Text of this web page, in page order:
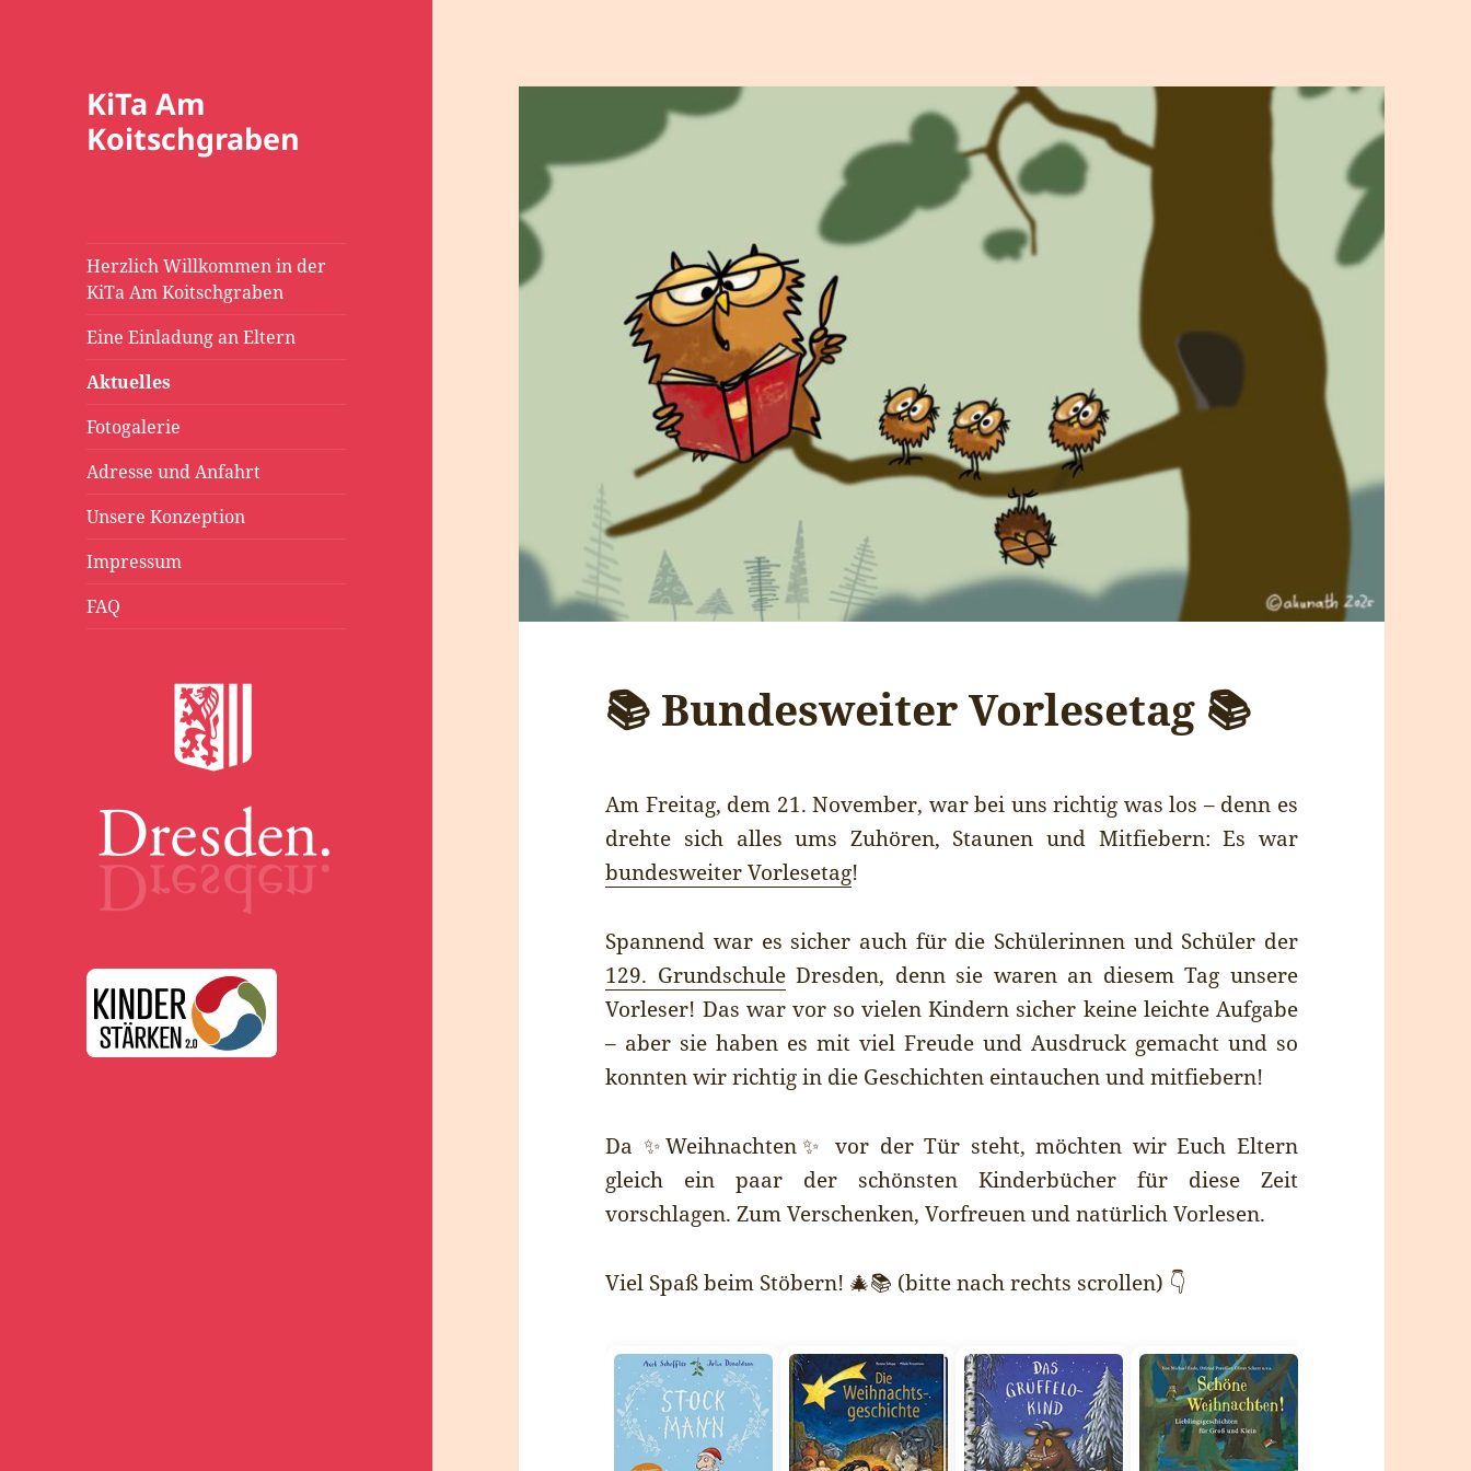
KiTa Am
Koitschgraben
Herzlich Willkommen in der
KiTa Am Koitschgraben
Eine Einladung an Eltern
Aktuelles
Fotogalerie
Adresse und Anfahrt
Unsere Konzeption
Impressum
FAQ
📚 Bundesweiter Vorlesetag 📚
Am Freitag, dem 21. November, war bei uns richtig was los – denn es
drehte sich alles ums Zuhören, Staunen und Mitfiebern: Es war
bundesweiter Vorlesetag!
Spannend war es sicher auch für die Schülerinnen und Schüler der
129. GrundschuleDresden, denn sie waren an diesem Tag unsere
Vorleser! Das war vor so vielen Kindern sicher keine leichte Aufgabe
– aber sie haben es mit viel Freude und Ausdruck gemacht und so
konnten wir richtig in die Geschichten eintauchen und mitfiebern!
Da ✨Weihnachten✨ vor der Tür steht, möchten wir Euch Eltern
gleich ein paar der schönsten Kinderbücher für diese Zeit
vorschlagen. Zum Verschenken, Vorfreuen und natürlich Vorlesen.
Viel Spaß beim Stöbern! 🎄📚 (bitte nach rechts scrollen) 👇